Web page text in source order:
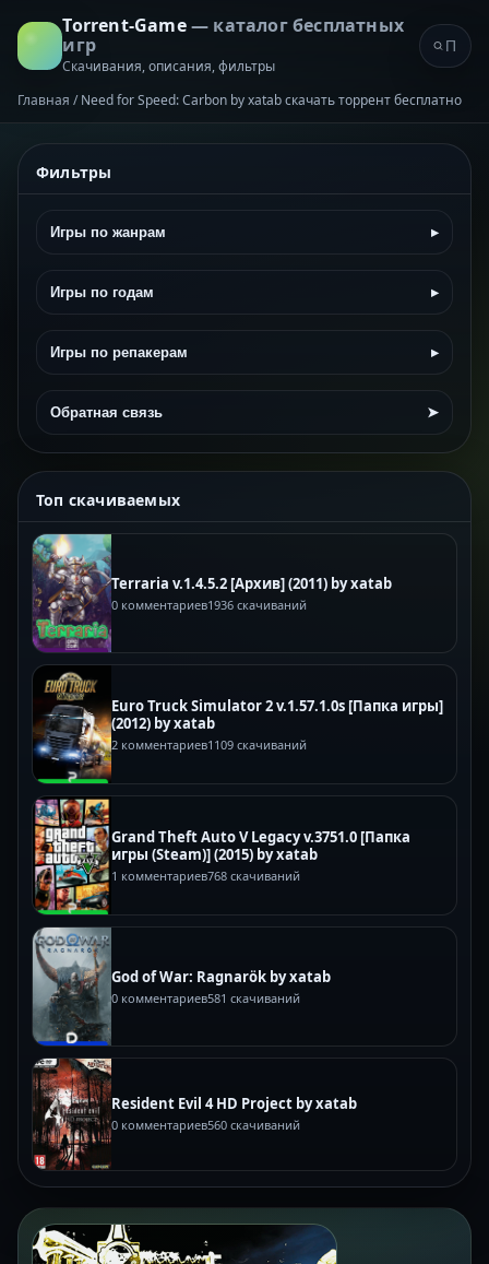
Torrent-Game— каталог бесплатных
игр
Скачивания, описания, фильтры
Главная / Need for Speed: Carbon by xatab скачать торрент бесплатно
Фильтры
Игры по жанрам ▸
Игры по годам ▸
Игры по репакерам ▸
Обратная связь ➤
Топ скачиваемых
Terraria v.1.4.5.2 [Архив] (2011) by xatab
0 комментариев1936 скачиваний
Euro Truck Simulator 2 v.1.57.1.0s [Папка игры]
(2012) by xatab
2 комментариев1109 скачиваний
Grand Theft Auto V Legacy v.3751.0 [Папка
игры (Steam)] (2015) by xatab
1 комментариев768 скачиваний
God of War: Ragnarök by xatab
0 комментариев581 скачиваний
Resident Evil 4 HD Project by xatab
0 комментариев560 скачиваний